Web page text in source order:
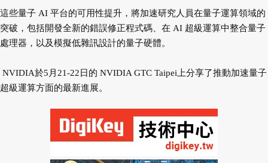
這些量子 AI 平台的可用性提升，將加速研究人員在量子運算領域的
突破，包括開發全新的錯誤修正程式碼、在 AI 超級運算中整合量子
處理器，以及模擬低雜訊設計的量子硬體。
NVIDIA於5月21-22日的 NVIDIA GTC Taipei上分享了推動加速量子
超級運算方面的最新進展。